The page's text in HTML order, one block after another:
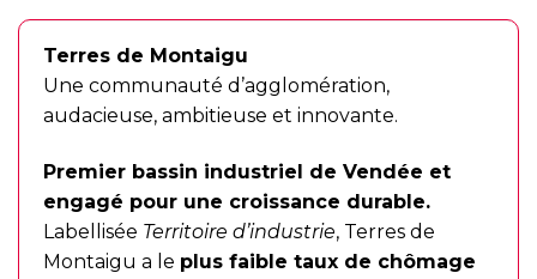
Terres de Montaigu
Une communauté d’agglomération,
audacieuse, ambitieuse et innovante.
Premier bassin industriel de Vendée et
engagé pour une croissance durable.
Labellisée Territoire d’industrie, Terres de
Montaigu a le plus faible taux de chômage